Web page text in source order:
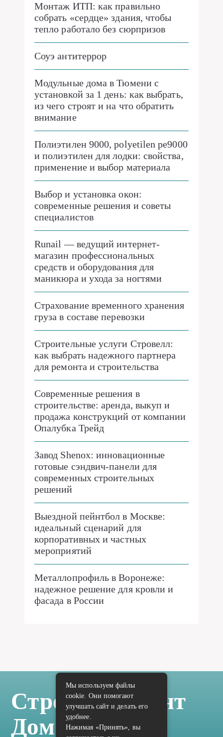
Монтаж ИТП: как правильно
собрать «сердце» здания, чтобы
тепло работало без сюрпризов
Соуэ антитеррор
Модульные дома в Тюмени с
установкой за 1 день: как выбрать,
из чего строят и на что обратить
внимание
Полиэтилен 9000, polyetilen pe9000
и полиэтилен для лодки: свойства,
применение и выбор материала
Выбор и установка окон:
современные решения и советы
специалистов
Runail — ведущий интернет-
магазин профессиональных
средств и оборудования для
маникюра и ухода за ногтями
Страхование временного хранения
груза в составе перевозки
Строительные услуги Стровелл:
как выбрать надежного партнера
для ремонта и строительства
Современные решения в
строительстве: аренда, выкуп и
продажа конструкций от компании
Опалубка Трейд
Завод Shenox: инновационные
готовые сэндвич-панели для
современных строительных
решений
Выездной пейнтбол в Москве:
идеальный сценарий для
корпоративных и частных
мероприятий
Металлопрофиль в Воронеже:
надежное решение для кровли и
фасада в России
Стройка Ремонт
Дом Отделка
Мы используем файлы
cookie. Они помогают
улучшать сайт и делать его
удобнее.
Нажимая «Принять», вы